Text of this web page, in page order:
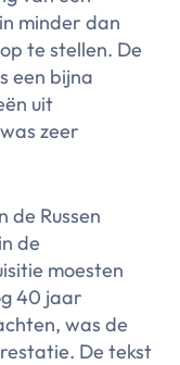
minder dan
te stellen. De
een bijna
uit
zeer
de Russen
de
moesten
40 jaar
was de
De tekst